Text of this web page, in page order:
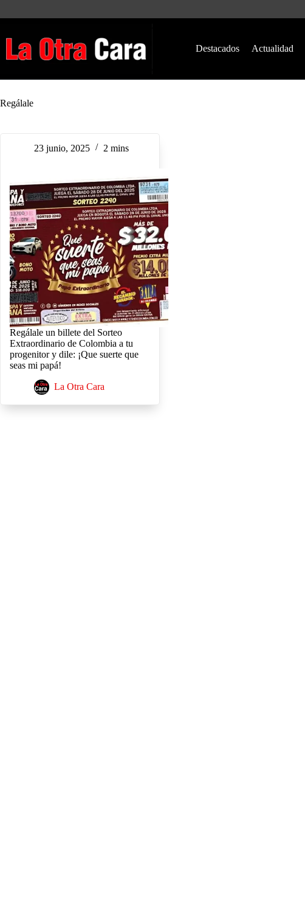
Destacados Actualidad
Regálale
23 junio, 2025 2 mins
Regálale un billete del Sorteo
Extraordinario de Colombia a tu
progenitor y dile: ¡Que suerte que
seas mi papá!
La Otra Cara